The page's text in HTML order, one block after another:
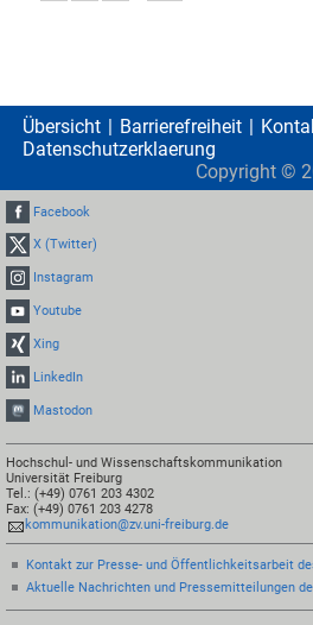
Übersicht Barrierefreiheit
Datenschutzerklaerung
Copyright ©
Facebook
X (Twitter)
Instagram
Youtube
Xing
LinkedIn
Mastodon
Hochschul- und Wissenschaftskommunikation
Universität Freiburg
Tel.: (+49) 0761 203 4302
Fax: (+49) 0761 203 4278
kommunikation@zv.uni-freiburg.de
Kontakt zur Presse- und Öffentlichkeitsarbeit
Aktuelle Nachrichten und Pressemitteilungen